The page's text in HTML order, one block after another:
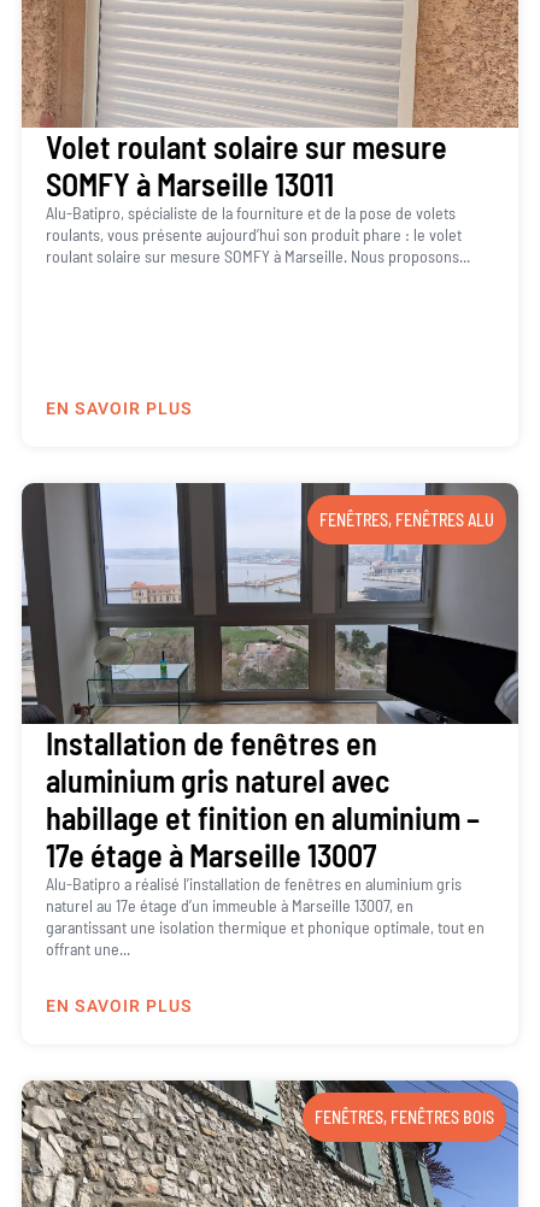
Volet roulant solaire sur mesure
SOMFY à Marseille 13011
Alu-Batipro, spécialiste de la fourniture et de la pose de volets
roulants, vous présente aujourd’hui son produit phare : le volet
roulant solaire sur mesure SOMFY à Marseille. Nous proposons...
EN SAVOIR PLUS
FENÊTRES, FENÊTRES ALU
Installation de fenêtres en
aluminium gris naturel avec
habillage et finition en aluminium –
17e étage à Marseille 13007
Alu-Batipro a réalisé l’installation de fenêtres en aluminium gris
naturel au 17e étage d’un immeuble à Marseille 13007, en
garantissant une isolation thermique et phonique optimale, tout en
offrant une...
EN SAVOIR PLUS
FENÊTRES, FENÊTRES BOIS